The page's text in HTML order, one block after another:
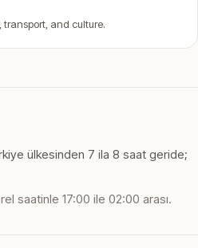
transport, and culture.
ülkesinden 7 ila 8 saat geride;
saatinle 17:00 ile 02:00 arası.